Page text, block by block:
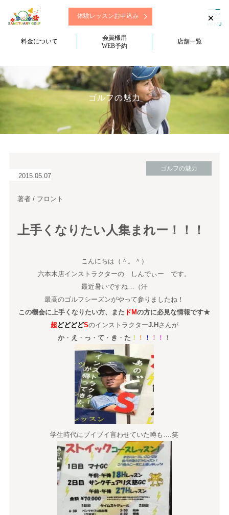
体験レッスンお申込み
料金について
会員様用
WEB予約
店舗一覧
ゴルフの魅力
2015.05.07
ゴルフの魅力
著者 / フロント
上手くなりたい人集まれー！！！
こんにちは（＾。＾）
六本木店インストラクターの しんでぃー です。
最近暑いですね…（汗
最高のゴルフシーズンがやって参りましたね！
この機会に上手くなりたい方、また ドMの方に必見な情報です★
超 どどどどSのインストラクターJ.Hさんが
か ・ え ・ っ ・て ・ き ・た ！ ！ ！ ！ ！ ！
学生時代にブイブイ言わせていた噂も….笑
×